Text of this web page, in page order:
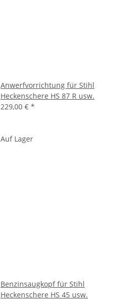
Anwerfvorrichtung für Stihl
Heckenschere HS 87 R usw.
229,00 € *
Auf Lager
Benzinsaugkopf für Stihl
Heckenschere HS 45 usw.